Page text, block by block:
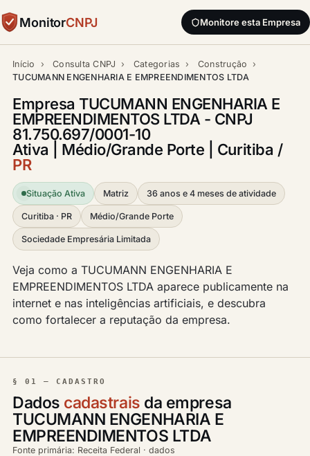
MonitorCNPJ Monitore esta Empresa
Início › Consulta CNPJ › Categorias › Construção
›
TUCUMANN ENGENHARIA E EMPREENDIMENTOS LTDA
Empresa TUCUMANN ENGENHARIA E
EMPREENDIMENTOS LTDA - CNPJ
81.750.697/0001-10
Ativa | Médio/Grande Porte | Curitiba /
PR
Situação Ativa Matriz 36 anos e 4 meses de atividade
Curitiba · PR Médio/Grande Porte
Sociedade Empresária Limitada
Veja como a TUCUMANN ENGENHARIA E
EMPREENDIMENTOS LTDA aparece publicamente na
internet e nas inteligências artificiais, e descubra
como fortalecer a reputação da empresa.
§ 01 — CADASTRO
Dados cadastrais da empresa
TUCUMANN ENGENHARIA E
EMPREENDIMENTOS LTDA
Fonte primária: Receita Federal · dados